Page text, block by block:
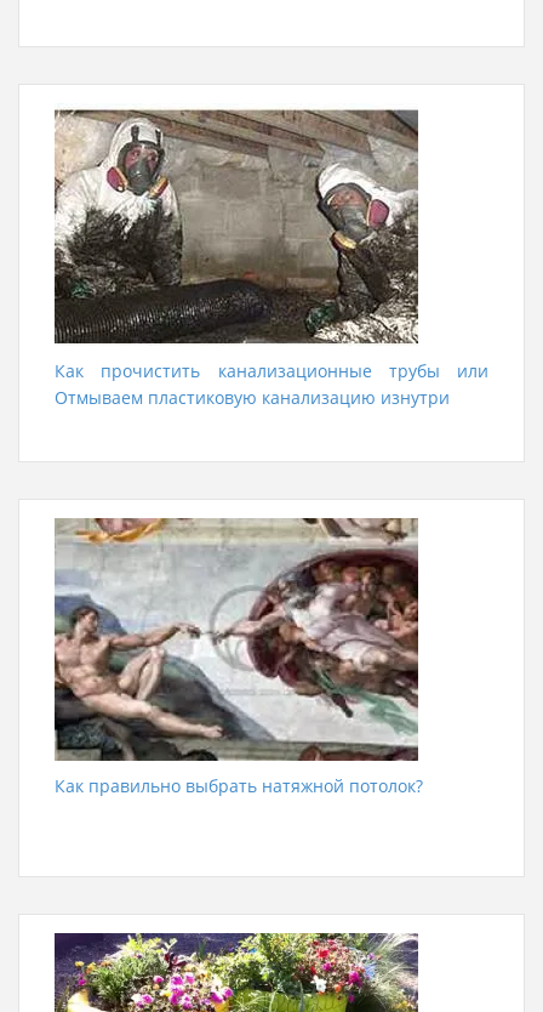
Как прочистить канализационные трубы или
Отмываем пластиковую канализацию изнутри
Как правильно выбрать натяжной потолок?